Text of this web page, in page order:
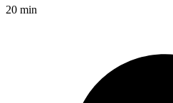
20 min